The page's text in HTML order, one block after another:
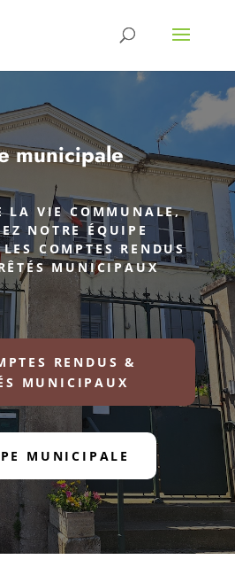
municipale
LA VIE COMMUNALE,
NOTRE ÉQUIPE
COMPTES RENDUS
MUNICIPAUX
RENDUS &
MUNICIPAUX
MUNICIPALE